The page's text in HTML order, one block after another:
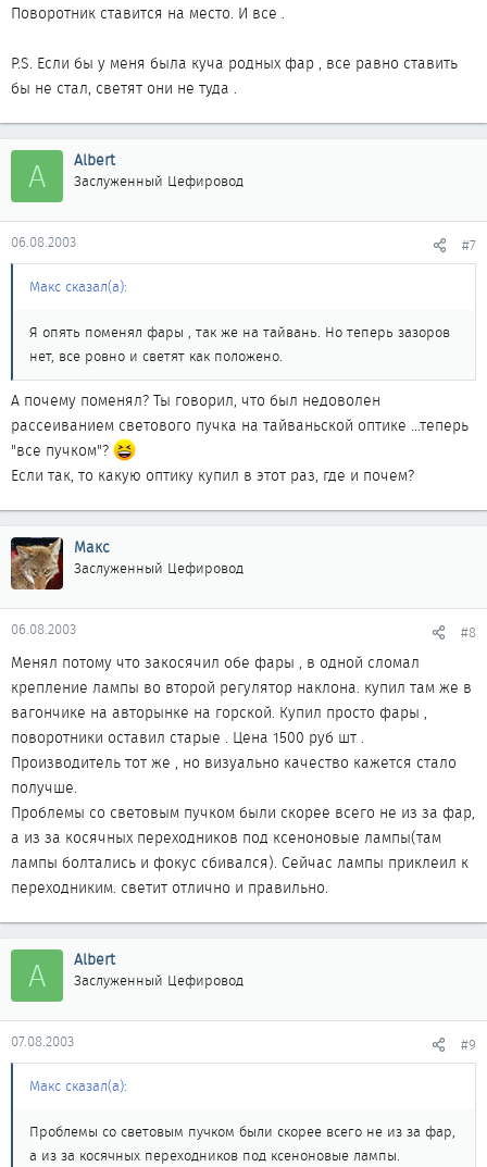
Поворотник ставится на место. И все .
P.S. Если бы у меня была куча родных фар , все равно ставить
бы не стал, светят они не туда .
A Albert
Заслуженный Цефировод
06.08.2003 #7
Макс сказал(а):
Я опять поменял фары , так же на тайвань. Но теперь зазоров
нет, все ровно и светят как положено.
А почему поменял? Ты говорил, что был недоволен
рассеиванием светового пучка на тайваньской оптике ...теперь
"все пучком"?
Если так, то какую оптику купил в этот раз, где и почем?
Макс
Заслуженный Цефировод
06.08.2003 #8
Менял потому что закосячил обе фары , в одной сломал
крепление лампы во второй регулятор наклона. купил там же в
вагончике на авторынке на горской. Купил просто фары ,
поворотники оставил старые . Цена 1500 руб шт .
Производитель тот же , но визуально качество кажется стало
получше.
Проблемы со световым пучком были скорее всего не из за фар,
а из за косячных переходников под ксеноновые лампы(там
лампы болтались и фокус сбивался). Сейчас лампы приклеил к
переходниким. светит отлично и правильно.
A Albert
Заслуженный Цефировод
07.08.2003 #9
Макс сказал(а):
Проблемы со световым пучком были скорее всего не из за фар,
а из за косячных переходников под ксеноновые лампы.